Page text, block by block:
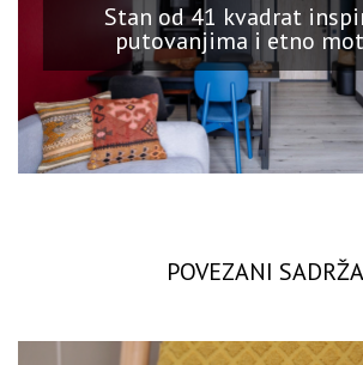
Stan od 41 kvadrat
putovanjima i etno
POVEZANI